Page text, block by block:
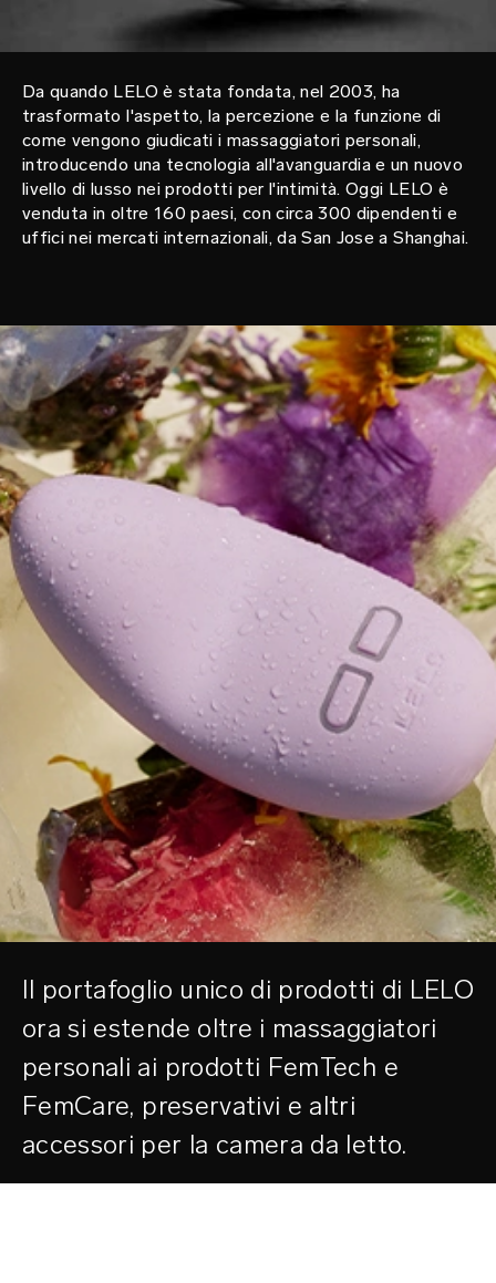
Da quando LELO è stata fondata, nel 2003, ha
trasformato l'aspetto, la percezione e la funzione di
come vengono giudicati i massaggiatori personali,
introducendo una tecnologia all'avanguardia e un nuovo
livello di lusso nei prodotti per l'intimità. Oggi LELO è
venduta in oltre 160 paesi, con circa 300 dipendenti e
uffici nei mercati internazionali, da San Jose a Shanghai.
Il portafoglio unico di prodotti di LELO
ora si estende oltre i massaggiatori
personali ai prodotti FemTech e
FemCare, preservativi e altri
accessori per la camera da letto.